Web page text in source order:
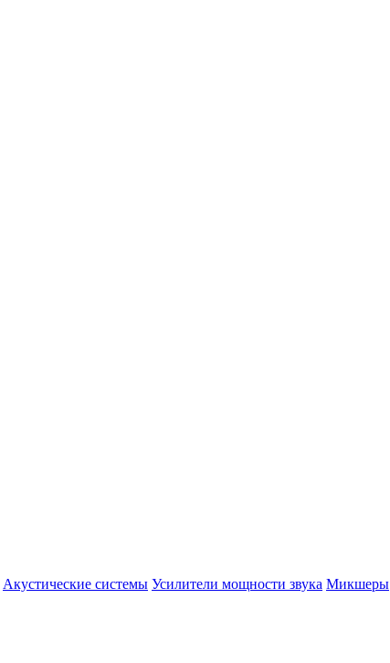
Акустические системы Усилители мощности звука Микшеры